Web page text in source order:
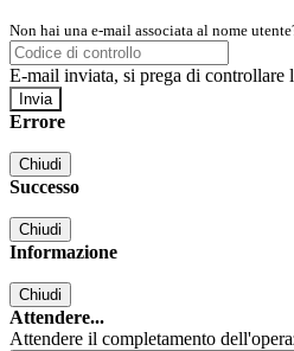
Non hai una e-mail associata al nome
E-mail inviata, si prega di controllare
Errore
Chiudi
Successo
Chiudi
Informazione
Chiudi
Attendere...
Attendere il completamento